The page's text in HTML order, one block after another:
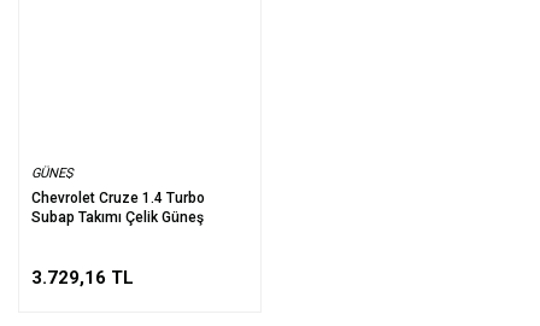
GÜNEŞ
Chevrolet Cruze 1.4 Turbo
Subap Takımı Çelik Güneş
3.729,16 TL